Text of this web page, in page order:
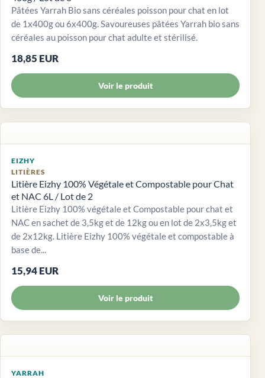
Pâtées Yarrah Bio sans céréales poisson pour chat en lot
de 1x400g ou 6x400g. Savoureuses pâtées Yarrah bio sans
céréales au poisson pour chat adulte et stérilisé.
18,85 EUR
Voir le produit
EIZHY
LITIÈRES
Litière Eizhy 100% Végétale et Compostable pour Chat
et NAC 6L / Lot de 2
Litière Eizhy 100% végétale et Compostable pour chat et
NAC en sachet de 3,5kg et de 12kg ou en lot de 2x3,5kg et
de 2x12kg. Litière Eizhy 100% végétale et compostable à
base de...
15,94 EUR
Voir le produit
YARRAH